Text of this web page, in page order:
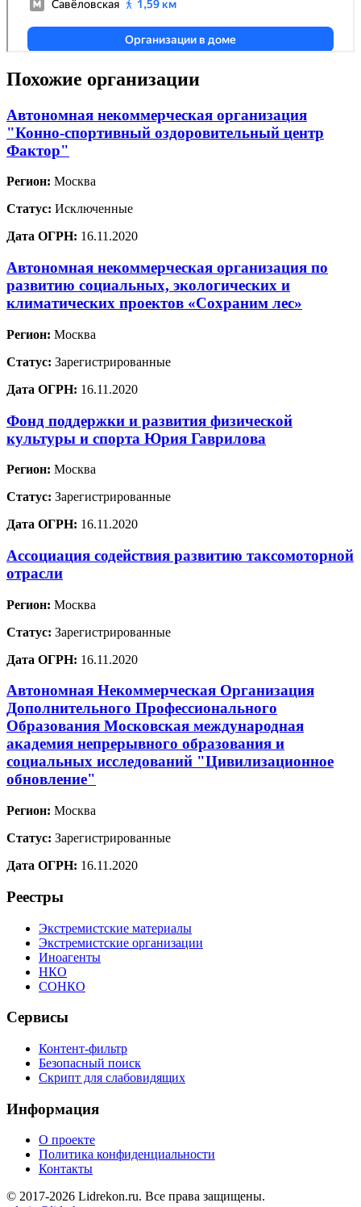
Похожие организации
Автономная некоммерческая организация
"Конно-спортивный оздоровительный центр
Фактор"
Регион: Москва
Статус: Исключенные
Дата ОГРН: 16.11.2020
Автономная некоммерческая организация по
развитию социальных, экологических и
климатических проектов «Сохраним лес»
Регион: Москва
Статус: Зарегистрированные
Дата ОГРН: 16.11.2020
Фонд поддержки и развития физической
культуры и спорта Юрия Гаврилова
Регион: Москва
Статус: Зарегистрированные
Дата ОГРН: 16.11.2020
Ассоциация содействия развитию таксомоторной
отрасли
Регион: Москва
Статус: Зарегистрированные
Дата ОГРН: 16.11.2020
Автономная Некоммерческая Организация
Дополнительного Профессионального
Образования Московская международная
академия непрерывного образования и
социальных исследований "Цивилизационное
обновление"
Регион: Москва
Статус: Зарегистрированные
Дата ОГРН: 16.11.2020
Реестры
Экстремистские материалы
Экстремистские организации
Иноагенты
НКО
СОНКО
Сервисы
Контент-фильтр
Безопасный поиск
Скрипт для слабовидящих
Информация
О проекте
Политика конфиденциальности
Контакты
© 2017-2026 Lidrekon.ru. Все права защищены.